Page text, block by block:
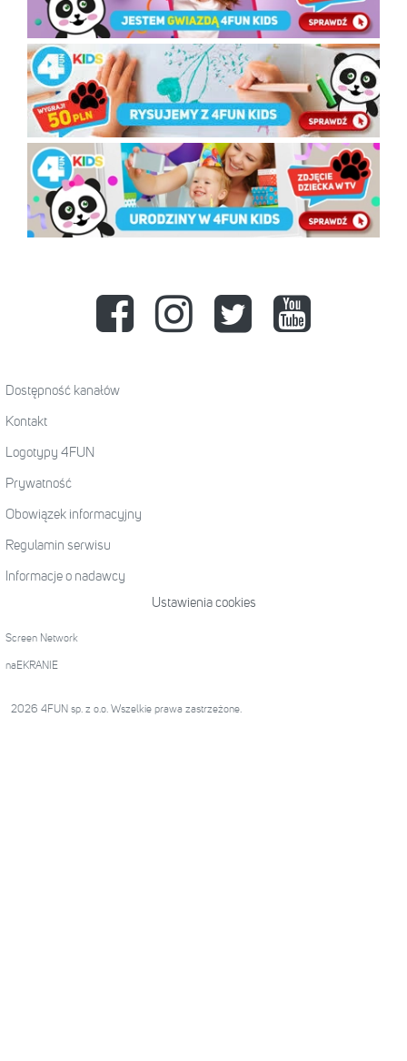
Dostępność kanałów
Kontakt
Logotypy 4FUN
Prywatność
Obowiązek informacyjny
Regulamin serwisu
Informacje o nadawcy
Ustawienia cookies
Screen Network
naEKRANIE
2026 4FUN sp. z o.o. Wszelkie prawa zastrzeżone.